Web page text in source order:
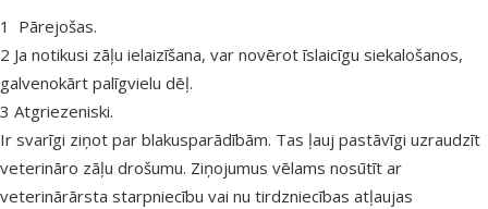
1 Pārejošas.
2 Ja notikusi zāļu ielaizīšana, var novērot īslaicīgu siekalošanos,
galvenokārt palīgvielu dēļ.
3 Atgriezeniski.
Ir svarīgi ziņot par blakusparādībām. Tas ļauj pastāvīgi uzraudzīt
veterināro zāļu drošumu. Ziņojumus vēlams nosūtīt ar
veterinārārsta starpniecību vai nu tirdzniecības atļaujas